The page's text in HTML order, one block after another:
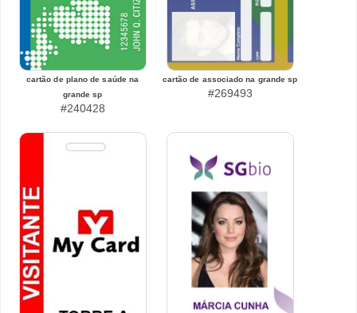
cartão de plano de saúde na
grande sp
#240428
cartão de associado na grande sp
#269493